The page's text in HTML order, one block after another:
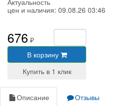
Актуальность
цен и наличия: 09.08.26 03:46
676 ₽
В корзину
Описание Отзывы